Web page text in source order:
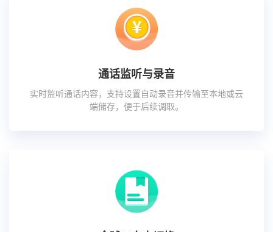
通话监听与录音
实时监听通话内容，支持设置自动录音并传输至本地或云
端储存，便于后续调取。